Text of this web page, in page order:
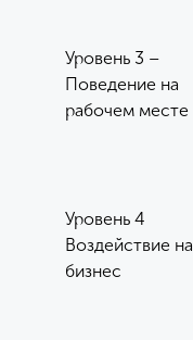
Уровень 3 –
Поведение на
рабочем месте
Уровень 4
Воздействие на
бизнес